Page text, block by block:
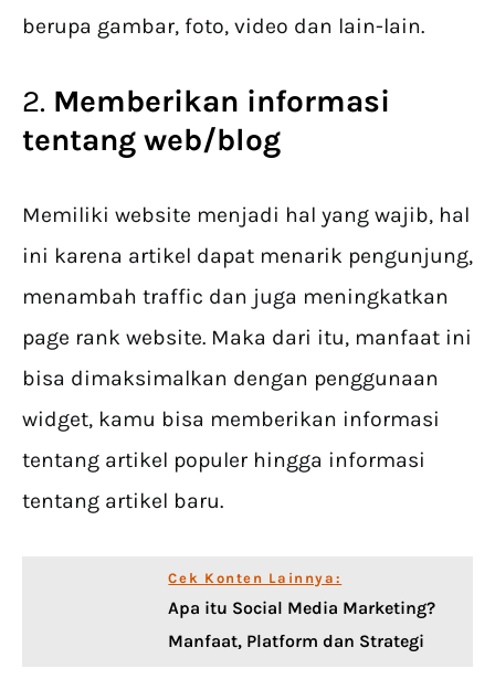
berupa gambar, foto, video dan lain-lain.
2. Memberikan informasi
tentang web/blog
Memiliki website menjadi hal yang wajib, hal
ini karena artikel dapat menarik pengunjung,
menambah traffic dan juga meningkatkan
page rank website. Maka dari itu, manfaat ini
bisa dimaksimalkan dengan penggunaan
widget, kamu bisa memberikan informasi
tentang artikel populer hingga informasi
tentang artikel baru.
Cek Konten Lainnya:
Apa itu Social Media Marketing?
Manfaat, Platform dan Strategi